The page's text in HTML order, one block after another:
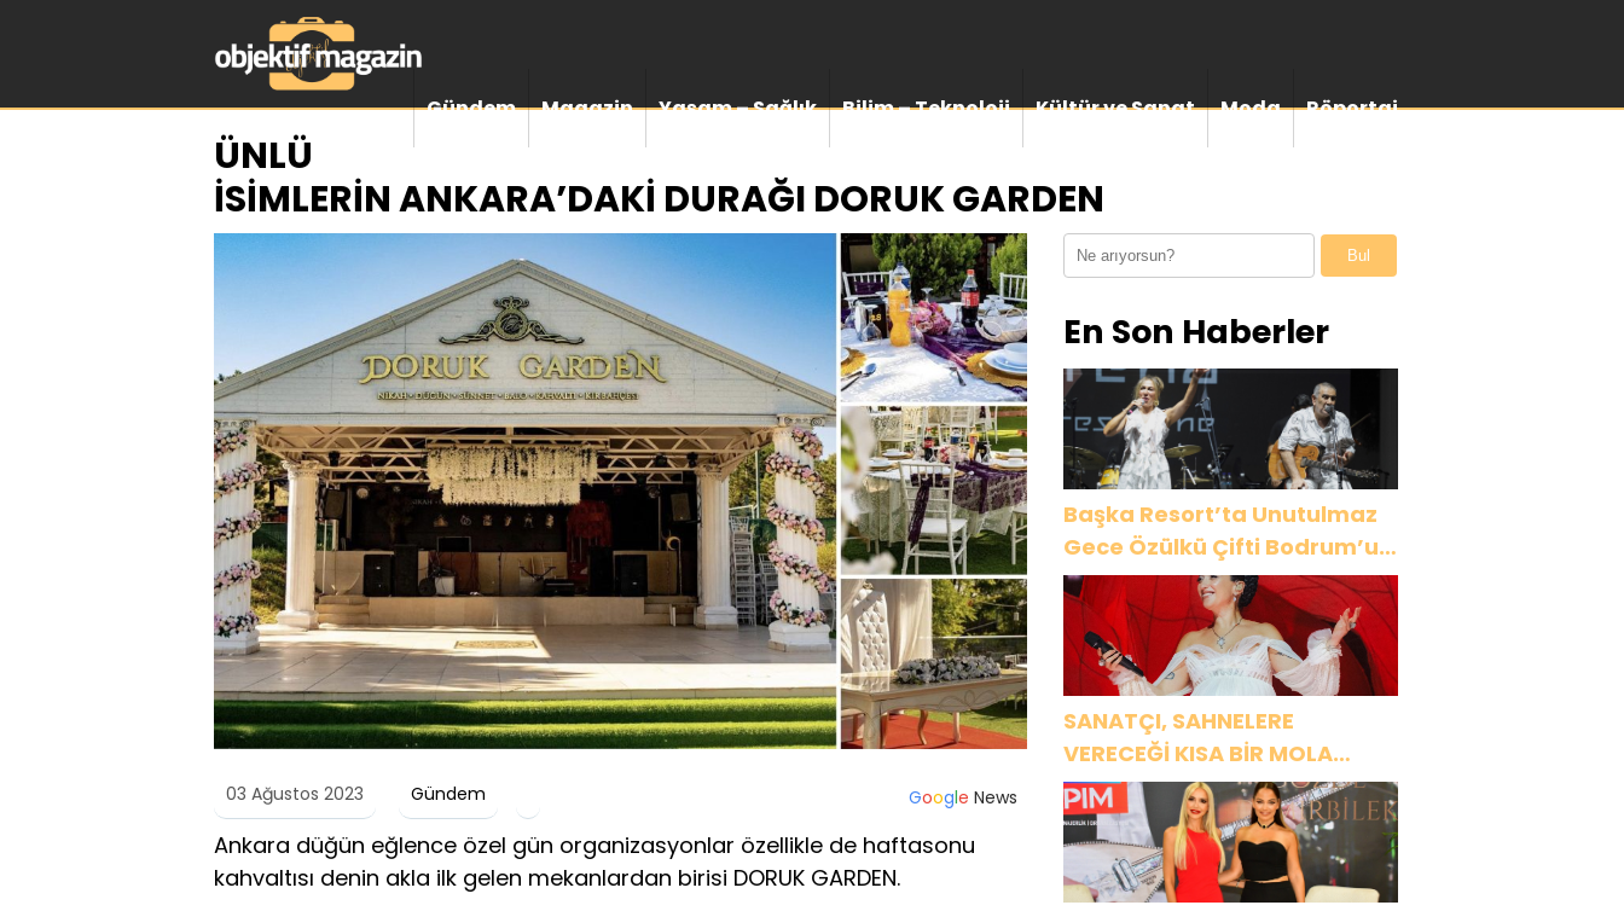
Gündem Magazin Yaşam – Sağlık Bilim – Teknoloji Kültür ve Sanat Moda Röportaj
ÜNLÜ
İSİMLERİN ANKARA’DAKİ DURAĞI DORUK GARDEN
03 Ağustos 2023 Gündem Google News
Ankara düğün eğlence özel gün organizasyonlar özellikle de haftasonu
kahvaltısı denin akla ilk gelen mekanlardan birisi DORUK GARDEN.
Bul
En Son Haberler
Başka Resort’ta Unutulmaz
Gece Özülkü Çifti Bodrum’u
Büyüledi
SANATÇI, SAHNELERE
VERECEĞİ KISA BİR MOLA
ÖNCESİ 13 AĞUSTOS’TA SON
KEZ HARBİYE’DE OLACAK!